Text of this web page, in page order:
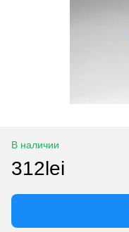
В наличии
312lei